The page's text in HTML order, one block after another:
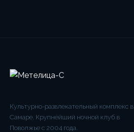
Культурно-развлекательный комплекс в
Самаре. Крупнейший ночной клуб в
Поволжье с 2004 года.